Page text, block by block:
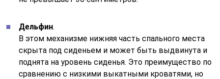
Дельфин.
В этом механизме нижняя часть спального места
скрыта под сиденьем и может быть выдвинута и
поднята на уровень сиденья. Это преимущество по
сравнению с низкими выкатными кроватями, но